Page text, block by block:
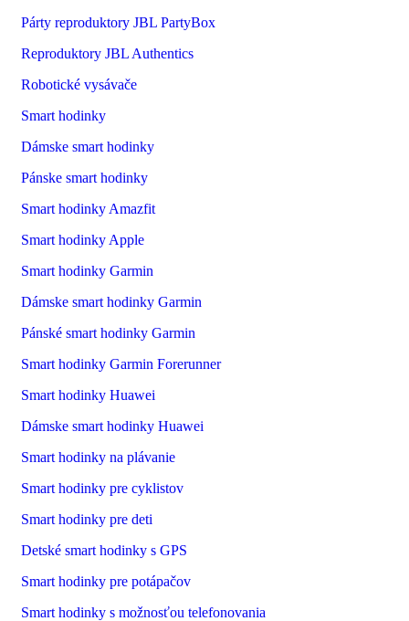
Párty reproduktory JBL PartyBox
Reproduktory JBL Authentics
Robotické vysávače
Smart hodinky
Dámske smart hodinky
Pánske smart hodinky
Smart hodinky Amazfit
Smart hodinky Apple
Smart hodinky Garmin
Dámske smart hodinky Garmin
Pánské smart hodinky Garmin
Smart hodinky Garmin Forerunner
Smart hodinky Huawei
Dámske smart hodinky Huawei
Smart hodinky na plávanie
Smart hodinky pre cyklistov
Smart hodinky pre deti
Detské smart hodinky s GPS
Smart hodinky pre potápačov
Smart hodinky s možnosťou telefonovania